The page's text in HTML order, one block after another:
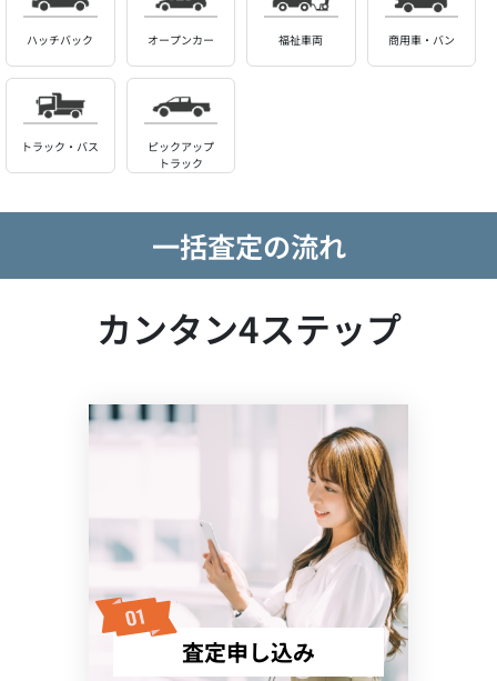
ハッチバック オープンカー 福祉車両 商用車・バン
トラック・バス
ピックアップ
トラック
一括査定の流れ
カンタン4ステップ
査定申し込み